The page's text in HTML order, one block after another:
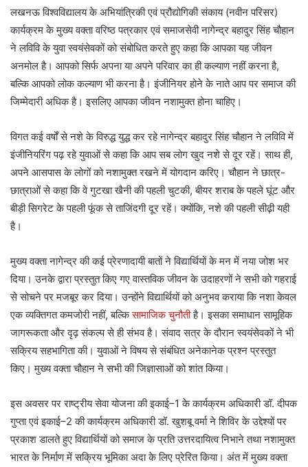
लखनऊ विश्वविद्यालय के अभियांत्रिकी एवं प्रौद्योगिकी संकाय (नवीन परिसर)
कार्यक्रम के मुख्य वक्ता वरिष्ठ पत्रकार एवं समाजसेवी नागेन्द्र बहादुर सिंह चौहान
ने लविवि के युवा स्वयंसेवकों को संबोधित करते हुए कहा कि आपका यह जीवन
अनमोल है। आपको सिर्फ अपना या अपने परिवार का ही कल्याण नहीं करना है,
बल्कि आपको लोक कल्याण भी करना है। इंजीनियर होने के नाते आप पर समाज की
जिम्मेदारी अधिक है। इसलिए आपका जीवन नशामुक्त होना चाहिए।
विगत कई वर्षों से नशे के विरुद्ध युद्ध कर रहे नागेन्द्र बहादुर सिंह चौहान ने लविवि में
इंजीनियरिंग पढ़ रहे युवाओं से कहा कि आप सब लोग खुद नशे से दूर रहें। साथ ही,
अपने आसपास के लोगों को नशामुक्त रखने में योगदान करिए। चौहान ने छात्र-
छात्राओं से कहा कि वे गुटखा खैनी की पहली चुटकी, बीयर शराब के पहले घूंट और
बीड़ी सिगरेट के पहली फूंक से ताजिंदगी दूर रहें। क्योंकि, नशे की पहली सीढ़ी यही
है।
मुख्य वक्ता नागेन्द्र की कई प्रेरणादायी बातों ने विद्यार्थियों के मन में नया जोश भर
दिया। उनके द्वारा प्रस्तुत किए गए वास्तविक जीवन के उदाहरणों ने सभी को गहराई
से सोचने पर मजबूर कर दिया। उन्होंने विद्यार्थियों को अनुभव कराया कि नशा केवल
एक व्यक्तिगत कमजोरी नहीं, बल्किसामाजिक चुनौतीहै। इसका समाधान सामूहिक
जागरूकता और दृढ़ संकल्प से ही संभव है। संवाद सत्र के दौरान स्वयंसेवकों ने भी
सक्रिय सहभागिता की। युवाओं ने विषय से संबंधित अनेकानेक प्रश्न प्रस्तुत
किए। मुख्य वक्ता चौहान ने सभी की जिज्ञासाओं को शांत किया।
इस अवसर पर राष्ट्रीय सेवा योजना की इकाई–1 के कार्यक्रम अधिकारी डॉ. दीपक
गुप्ता एवं इकाई–2 की कार्यक्रम अधिकारी डॉ. खुशबू वर्मा ने शिविर के उद्देश्यों पर
प्रकाश डालते हुए विद्यार्थियों को समाज के प्रति उत्तरदायित्व निभाने तथा नशामुक्त
भारत के निर्माण में सक्रिय भूमिका अदा के लिए प्रेरित किया। अंत में मुख्य वक्ता